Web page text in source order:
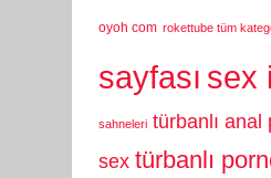
oyoh com rokettube tüm
sayfası sex
sahneleri türbanlı anal
sex türbanlı